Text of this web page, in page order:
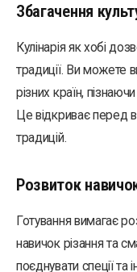
Збагачення
Кулінарія як хобі
традиції. Ви можете
різних країн,
Це відкриває перед
традицій.
Розвиток
Готування вимагає
навичок різання та
поєднувати спеції